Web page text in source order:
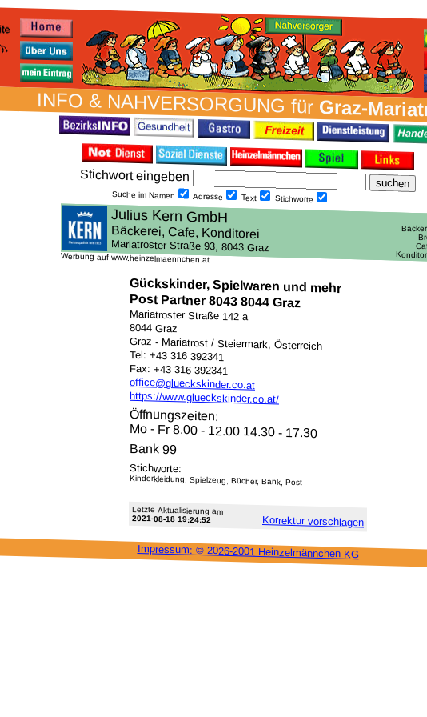
INFO & NAH­VER­SORG­UNG fürGraz-
Stich­wort ein­geben
Suche im Namen Adresse Text Stich­worte
Werbung auf www.heinzelmaennchen.at
Gückskinder, Spielwaren und mehr
Post Partner 8043 8044 Graz
Mariatroster Straße 142 a
8044 Graz
Graz - Mariatrost / Steiermark, Österreich
Tel: +43 316 392341
Fax: +43 316 392341
office@glueckskinder.co.at
https://www.glueckskinder.co.at/
Öffnungszeiten:
Mo - Fr 8.00 - 12.00 14.30 - 17.30
Bank 99
Stichworte:
Kinderkleidung, Spielzeug, Bücher, Bank, Post
Letzte Aktu­alisie­rung am
2021-08-18 19:24:52 Korrektur vor­schlagen
Impressum: © 2026-2001 Heinzel­männchen KG